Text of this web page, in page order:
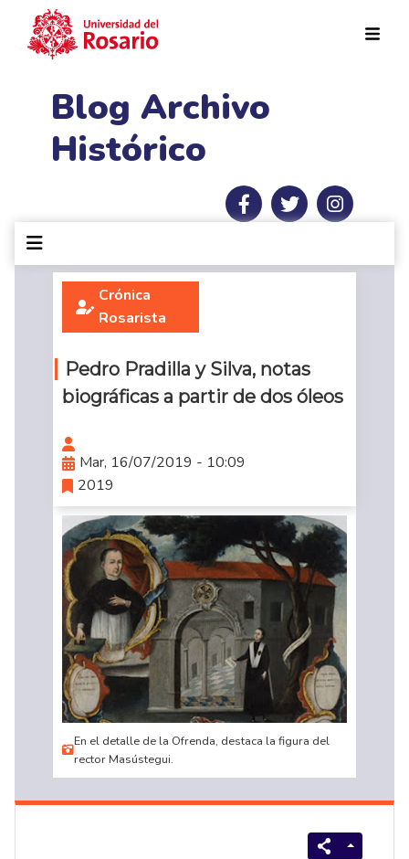
Blog Archivo
Histórico
Crónica
Rosarista
Pedro Pradilla y Silva, notas
biográficas a partir de dos óleos
Mar, 16/07/2019 - 10:09
2019
En el detalle de la Ofrenda, destaca la figura del
rector Masústegui.